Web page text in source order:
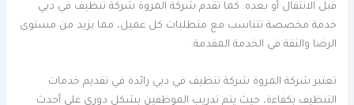
قبل الانتقال أو بعده. كما تقدم شركة المروة شركة تنظيف في دبي
خدمة مخصصة تتناسب مع متطلبات كل عميل، مما يزيد من مستوى
الرضا والثقة في الخدمة المقدمة.
تعتبر شركة المروة شركة تنظيف في دبي رائدة في تقديم خدمات
التنظيف بكفاءة، حيث يتم تدريب الموظفين بشكل دوري على أحدث